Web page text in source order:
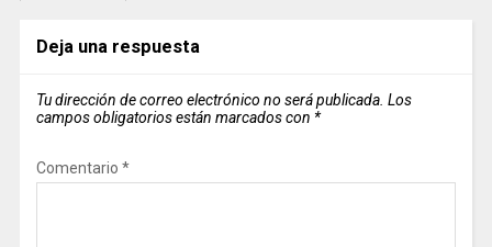
Deja una respuesta
Tu dirección de correo electrónico no será publicada. Los
campos obligatorios están marcados con *
Comentario *